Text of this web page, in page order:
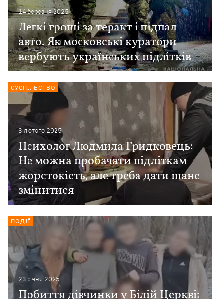
14 березня 2025
Легкі гроші за теракт і підпал
авто. Як московські куратори
вербують українських підлітків
3 лютого 2025
Психолог Людмила Гридковець:
Не можна пробачати підліткам
жорстокість, але треба дати шанс
змінитися
СУСПІЛЬСТВО
23 сiчня 2025
Побиття дівчинки у Білій Церкві:
ПОДІЇ